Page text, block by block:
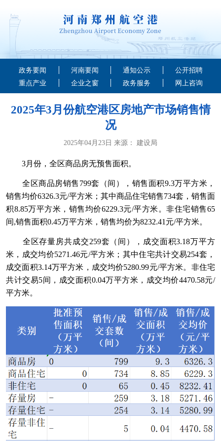
政务要闻 河南要闻 通知公示
公开招聘
重点产业
企业之窗 政务服务 网上咨询
2025年3月份航空港区房地产市场销售情
况
2025年04月23日 来源： 建设局
3月份，全区商品房无预售面积。
全区商品房销售799套（间），销售面积9.3万平方米，
销售均价6326.3元/平方米；其中商品住宅销售734套，销售面
积8.85万平方米，销售均价6229.3元/平方米。非住宅销售65
间,销售面积0.45万平方米，销售均价为8232.41元/平方米。
全区存量房共成交259套（间），成交面积3.18万平方
米，成交均价5271.46元/平方米；其中住宅共计交易254套，
成交面积3.14万平方米，成交均价5280.99元/平方米。非住宅
共计交易5间，成交面积0.04万平方米，成交均价4470.58元/
平方米。